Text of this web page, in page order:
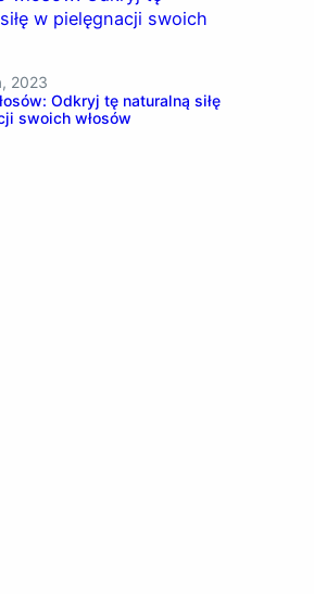
2023
Odkryj tę naturalną siłę
swoich włosów